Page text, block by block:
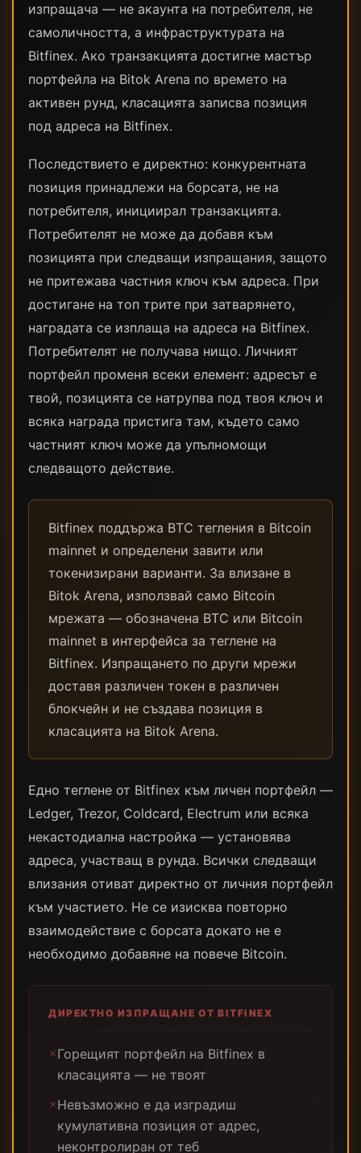
изпращача — не акаунта на потребителя, не
самоличността, а инфраструктурата на
Bitfinex. Ако транзакцията достигне мастър
портфейла на Bitok Arena по времето на
активен рунд, класацията записва позиция
под адреса на Bitfinex.
Последствието е директно: конкурентната
позиция принадлежи на борсата, не на
потребителя, инициирал транзакцията.
Потребителят не може да добавя към
позицията при следващи изпращания, защото
не притежава частния ключ към адреса. При
достигане на топ трите при затварянето,
наградата се изплаща на адреса на Bitfinex.
Потребителят не получава нищо. Личният
портфейл променя всеки елемент: адресът е
твой, позицията се натрупва под твоя ключ и
всяка награда пристига там, където само
частният ключ може да упълномощи
следващото действие.
Bitfinex поддържа BTC тегления в Bitcoin
mainnet и определени завити или
токенизирани варианти. За влизане в
Bitok Arena, използвай само Bitcoin
мрежата — обозначена BTC или Bitcoin
mainnet в интерфейса за теглене на
Bitfinex. Изпращането по други мрежи
доставя различен токен в различен
блокчейн и не създава позиция в
класацията на Bitok Arena.
Едно теглене от Bitfinex към личен портфейл —
Ledger, Trezor, Coldcard, Electrum или всяка
некастодиална настройка — установява
адреса, участващ в рунда. Всички следващи
влизания отиват директно от личния портфейл
към участието. Не се изисква повторно
взаимодействие с борсата докато не е
необходимо добавяне на повече Bitcoin.
ДИРЕКТНО ИЗПРАЩАНЕ ОТ BITFINEX
✗Горещият портфейл на Bitfinex в
класацията — не твоят
✗Невъзможно е да изградиш
кумулативна позиция от адрес,
неконтролиран от теб